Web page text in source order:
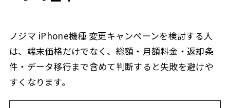
ノジマ iPhone機種 変更キャンペーンを検討する人
は、端末価格だけでなく、総額・月額料金・返却条
件・データ移行まで含めて判断すると失敗を避けや
すくなります。